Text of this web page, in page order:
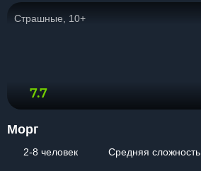
Страшные, 10+
7.7
Морг
2-8 человек
Средняя сложность